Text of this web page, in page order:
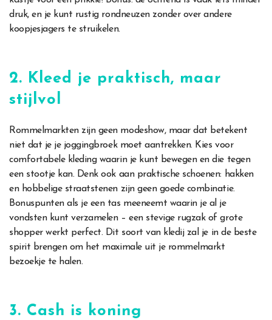
druk, en je kunt rustig rondneuzen zonder over andere
koopjesjagers te struikelen.
2. Kleed je praktisch, maar
stijlvol
Rommelmarkten zijn geen modeshow, maar dat betekent
niet dat je je joggingbroek moet aantrekken. Kies voor
comfortabele kleding waarin je kunt bewegen en die tegen
een stootje kan. Denk ook aan praktische schoenen: hakken
en hobbelige straatstenen zijn geen goede combinatie.
Bonuspunten als je een tas meeneemt waarin je al je
vondsten kunt verzamelen – een stevige rugzak of grote
shopper werkt perfect. Dit soort van kledij zal je in de beste
spirit brengen om het maximale uit je rommelmarkt
bezoekje te halen.
3. Cash is koning